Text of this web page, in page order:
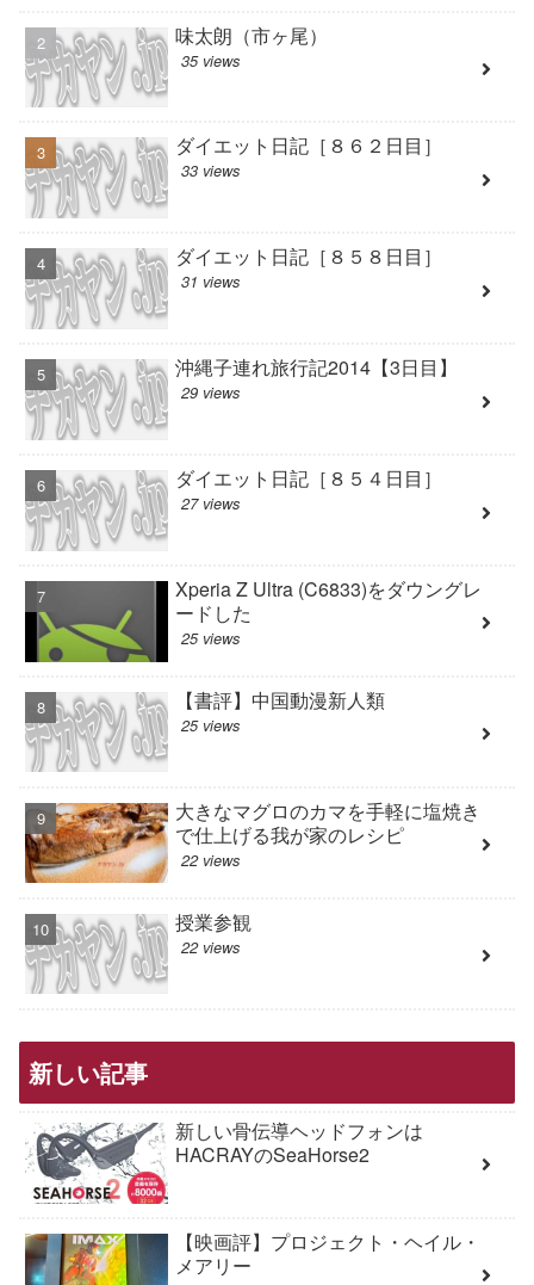
味太朗（市ヶ尾）
35 views
ダイエット日記［８６２日目］
33 views
ダイエット日記［８５８日目］
31 views
沖縄子連れ旅行記2014【3日目】
29 views
ダイエット日記［８５４日目］
27 views
Xperia Z Ultra (C6833)をダウングレ
ードした
25 views
【書評】中国動漫新人類
25 views
大きなマグロのカマを手軽に塩焼き
で仕上げる我が家のレシピ
22 views
授業参観
22 views
新しい記事
新しい骨伝導ヘッドフォンは
HACRAYのSeaHorse2
【映画評】プロジェクト・ヘイル・
メアリー